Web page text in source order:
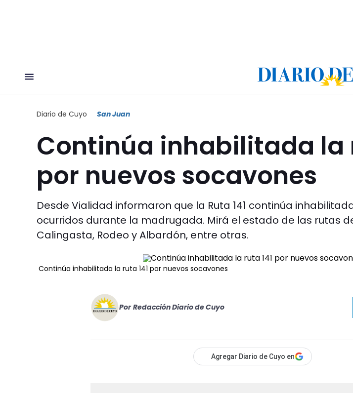
Diario de Cuyo San Juan
Continúa inhabilitada la
por nuevos socavones
Desde Vialidad informaron que la Ruta 141 continúa
ocurridos durante la madrugada. Mirá el estado de las rutas
Calingasta, Rodeo y Albardón, entre otras.
Continúa inhabilitada la ruta 141 por nuevos socavones
Por Redacción Diario de Cuyo
Agregar Diario de Cuyo en